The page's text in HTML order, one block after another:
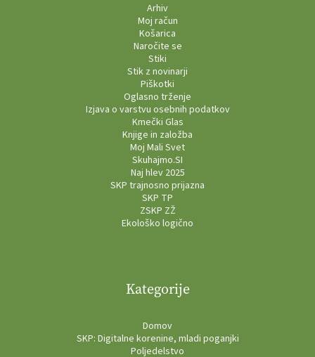
Arhiv
Moj račun
Košarica
Naročite se
Stiki
Stik z novinarji
Piškotki
Oglasno trženje
Izjava o varstvu osebnih podatkov
Kmečki Glas
Knjige in založba
Moj Mali Svet
Skuhajmo.SI
Naj hlev 2025
SKP trajnosno prijazna
SKP TP
ZSKP ZŽ
Ekološko logično
Kategorije
Domov
SKP: Digitalne korenine, mladi poganjki
Poljedelstvo